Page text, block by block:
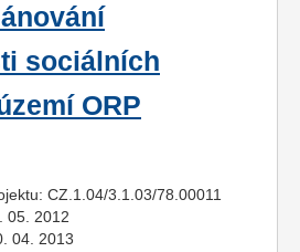
sociálních
ORP
CZ.1.04/3.1.03/78.00011
05. 2012
04. 2013